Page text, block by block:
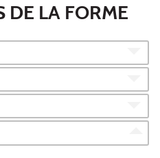
DE LA FORME